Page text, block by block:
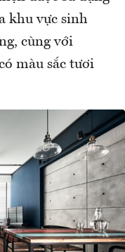
khu vực sinh
cùng với
màu sắc tươi